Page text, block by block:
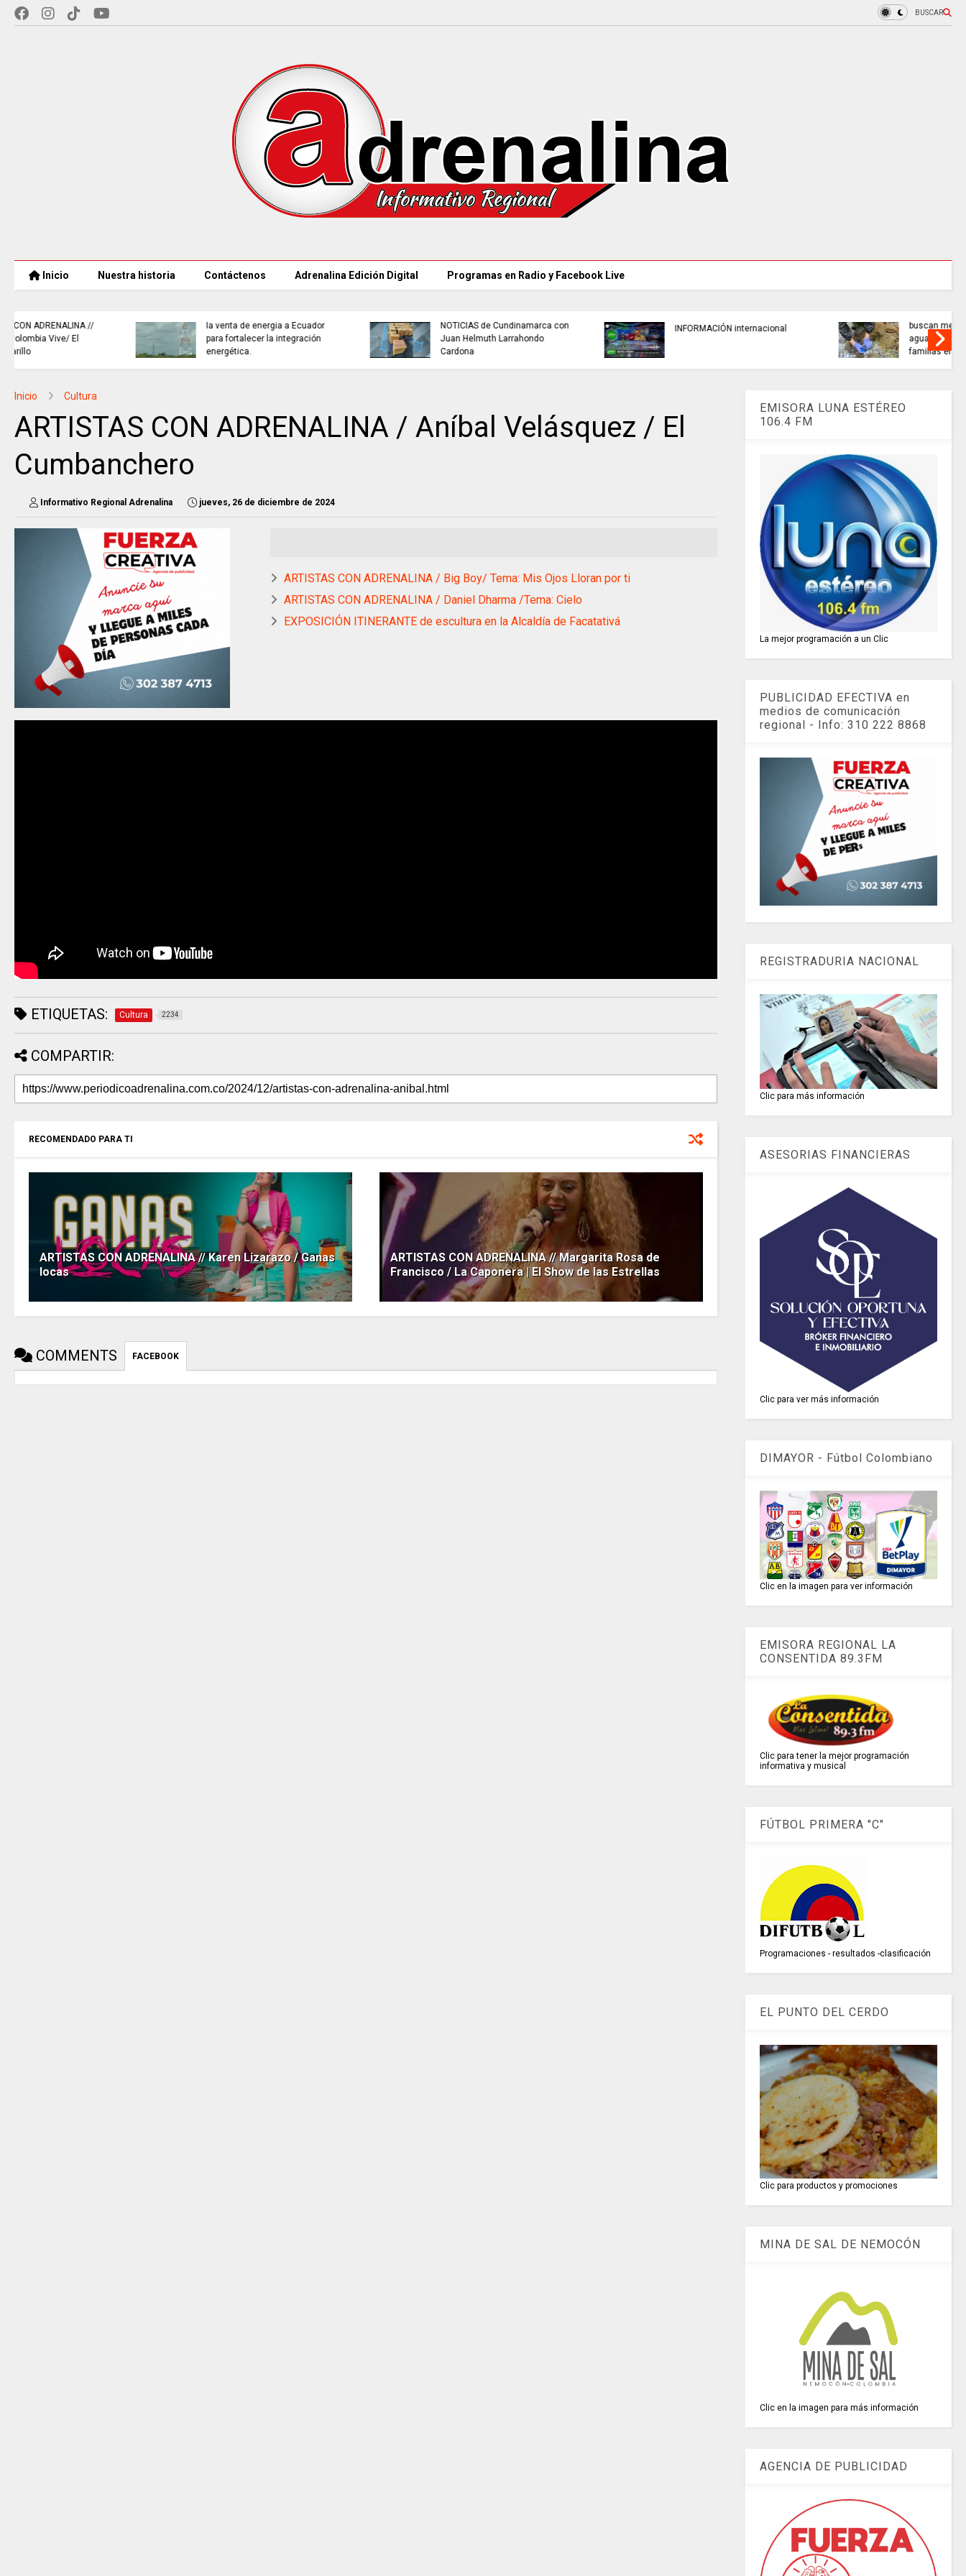
BUSCAR
Inicio Nuestra historia Contáctenos Adrenalina Edición Digital Programas en Radio y Facebook Live
NOTICIAS de Cundinamarca con
Juan Helmuth Larrahondo
INFORMACIÓN internacional
buscan mejorar la calidad del
agua que consumen miles de
familias en Cundinamarca.
TRABAJO....................si hay //
jueves 6 de agosto de 2026
Inicio Cultura
ARTISTAS CON ADRENALINA / Aníbal Velásquez / El
Cumbanchero
Informativo Regional Adrenalina jueves, 26 de diciembre de 2024
ARTISTAS CON ADRENALINA / Big Boy/ Tema: Mis Ojos Lloran por ti
ARTISTAS CON ADRENALINA / Daniel Dharma /Tema: Cielo
EXPOSICIÓN ITINERANTE de escultura en la Alcaldía de Facatativá
ETIQUETAS: Cultura 2234
COMPARTIR:
RECOMENDADO PARA TI
ARTISTAS CON ADRENALINA // Karen Lizarazo / Ganas
locas
ARTISTAS CON ADRENALINA // Margarita Rosa de
Francisco / La Caponera | El Show de las Estrellas
COMMENTS FACEBOOK
EMISORA LUNA ESTÉREO
106.4 FM
La mejor programación a un Clic
PUBLICIDAD EFECTIVA en
medios de comunicación
regional - Info: 310 222 8868
REGISTRADURIA NACIONAL
Clic para más información
ASESORIAS FINANCIERAS
Clic para ver más información
DIMAYOR - Fútbol Colombiano
Clic en la imagen para ver información
EMISORA REGIONAL LA
CONSENTIDA 89.3FM
Clic para tener la mejor programación
informativa y musical
FÚTBOL PRIMERA "C"
Programaciones - resultados -clasificación
EL PUNTO DEL CERDO
Clic para productos y promociones
MINA DE SAL DE NEMOCÓN
Clic en la imagen para más información
AGENCIA DE PUBLICIDAD